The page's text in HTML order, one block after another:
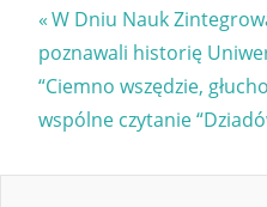
Nawigacja
wpisu
Previous
Post:
W Dniu Nauk
poznawali historię
Next
Post:
“Ciemno wszędzie,
wspólne czytanie